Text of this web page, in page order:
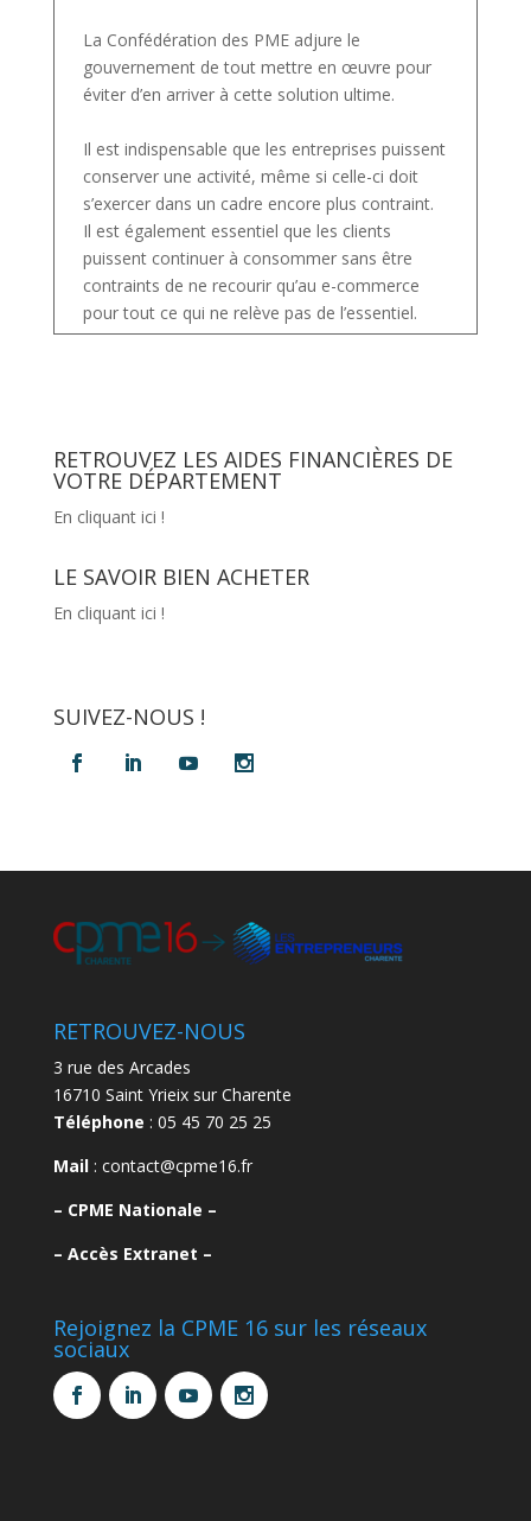
La Confédération des PME adjure le
gouvernement de tout mettre en œuvre pour
éviter d’en arriver à cette solution ultime.
Il est indispensable que les entreprises puissent
conserver une activité, même si celle-ci doit
s’exercer dans un cadre encore plus contraint.
Il est également essentiel que les clients
puissent continuer à consommer sans être
contraints de ne recourir qu’au e-commerce
pour tout ce qui ne relève pas de l’essentiel.
RETROUVEZ LES AIDES FINANCIÈRES DE
VOTRE DÉPARTEMENT
En cliquant ici !
LE SAVOIR BIEN ACHETER
En cliquant ici !
SUIVEZ-NOUS !
RETROUVEZ-NOUS
3 rue des Arcades
16710 Saint Yrieix sur Charente
Téléphone : 05 45 70 25 25
Mail: contact@cpme16.fr
– CPME Nationale –
– Accès Extranet –
Rejoignez la CPME 16 sur les réseaux
sociaux